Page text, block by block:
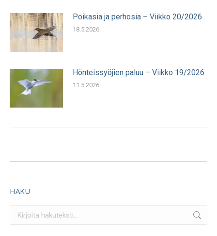
Poikasia ja perhosia – Viikko 20/2026
18.5.2026
Hönteissyöjien paluu – Viikko 19/2026
11.5.2026
HAKU